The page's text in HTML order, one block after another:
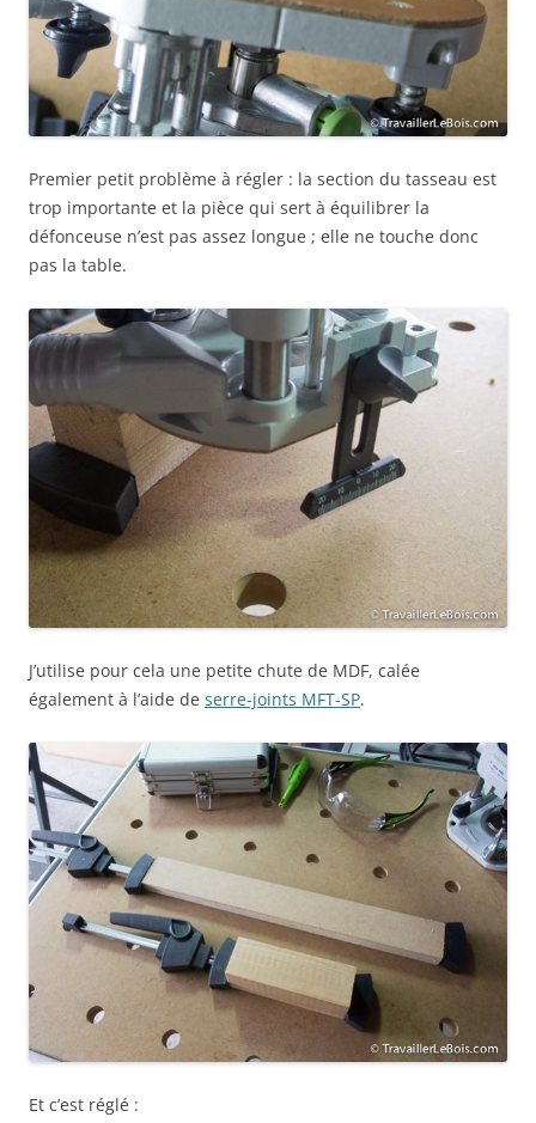
Premier petit problème à régler : la section du tasseau est
trop importante et la pièce qui sert à équilibrer la
défonceuse n’est pas assez longue ; elle ne touche donc
pas la table.
J’utilise pour cela une petite chute de MDF, calée
également à l’aide de serre-joints MFT-SP.
Et c’est réglé :